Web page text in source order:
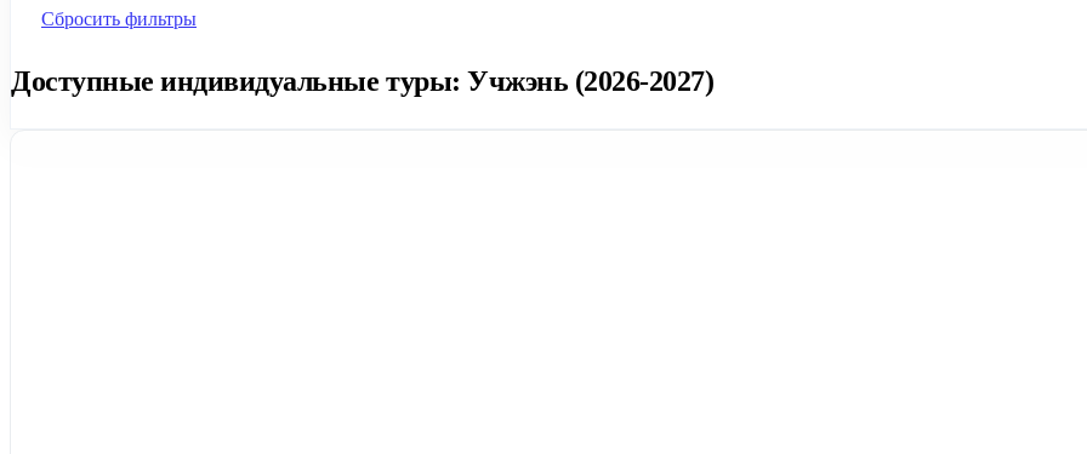
Сбросить фильтры
Доступные индивидуальные туры: Учжэнь (2026-2027)